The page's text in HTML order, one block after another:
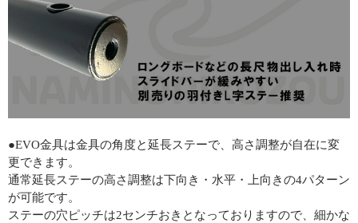
●EVO金具は金具の角度と延長ステーで、高さ調整が自在に変
更できます。
通常延長ステーの高さ調整は下向き・水平・上向きの4パターン
が可能です。
ステーの穴ピッチは2センチおきとなっておりますので、細かな